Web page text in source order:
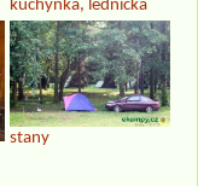
kuchyňka, lednička
stany